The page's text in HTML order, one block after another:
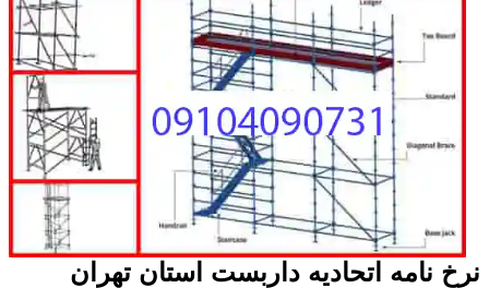
نرخ نامه اتحادیه داربست استان تهران